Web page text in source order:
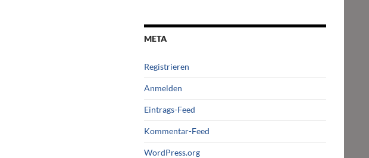
META
Registrieren
Anmelden
Eintrags-Feed
Kommentar-Feed
WordPress.org